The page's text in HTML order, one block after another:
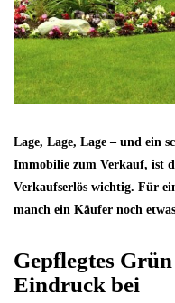
Lage, Lage, Lage – und ein
Immobilie zum Verkauf, ist
Verkaufserlös wichtig. Für
manch ein Käufer noch
Gepflegtes
Eindruck bei